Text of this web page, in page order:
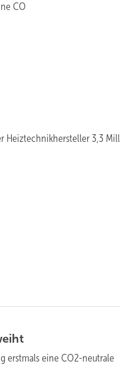
CO
Heiztechnikhersteller 3,3
erstmals eine CO2-neutrale